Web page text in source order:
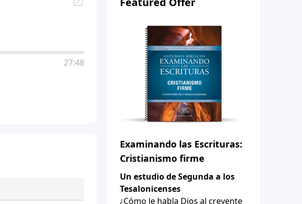
27:48
Examinando las Escrituras:
Cristianismo firme
Un estudio de Segunda a los
Tesalonicenses
¿Cómo le habla Dios al creyente